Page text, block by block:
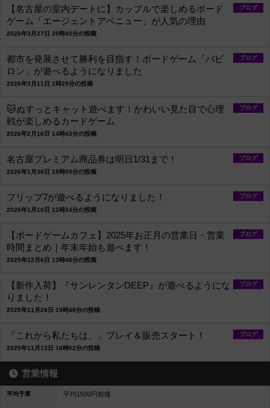
ブログ
【名古屋の室内デートに】カップルで楽しめるボード
ゲーム「エージェントアベニュー」が人気の理由
2026年3月27日 20時40分の投稿
ブログ
都市を発展させて勝利を目指す！ボードゲーム「バビ
ロン」が遊べるようになりました
2026年3月11日 1時29分の投稿
ブログ
🐱ぬすっとキャット遊べます！かわいい見た目で心理
戦が楽しめるカードゲーム
2026年2月16日 14時43分の投稿
ブログ
名古屋プレミアム商品券は明日1/31まで！
2026年1月30日 18時05分の投稿
ブログ
フリップ7が遊べるようになりました！
2026年1月10日 12時24分の投稿
ブログ
【ボードゲームカフェ】2025年お正月の営業日・営業
時間まとめ｜年末年始も遊べます！
2025年12月6日 13時40分の投稿
ブログ
【新作入荷】『サンレンタンDEEP』が遊べるようにな
りました！
2025年11月28日 19時48分の投稿
ブログ
「これから私たちは、」プレイ＆販売スタート！
2025年11月13日 16時02分の投稿
営業情報
平均予算 平均1500円前後